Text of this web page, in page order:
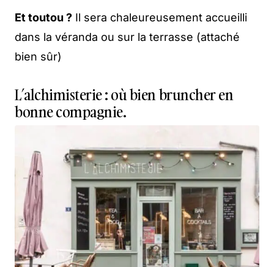
Et toutou ? Il sera chaleureusement accueilli
dans la véranda ou sur la terrasse (attaché
bien sûr)
L’alchimisterie : où bien bruncher en
bonne compagnie.